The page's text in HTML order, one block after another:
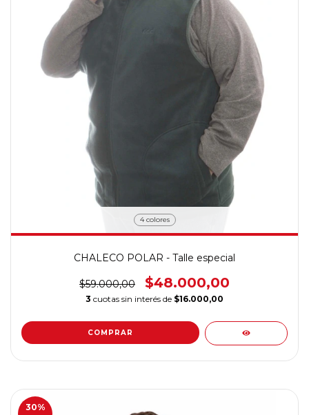
4 colores
CHALECO POLAR - Talle especial
$59.000,00 $48.000,00
3 cuotas sin interés de $16.000,00
COMPRAR
30%